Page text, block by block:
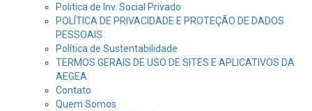
Politica de Inv. Social Privado
POLÍTICA DE PRIVACIDADE E PROTEÇÃO DE DADOS
PESSOAIS
Política de Sustentabilidade
TERMOS GERAIS DE USO DE SITES E APLICATIVOS DA
AEGEA
Contato
Quem Somos